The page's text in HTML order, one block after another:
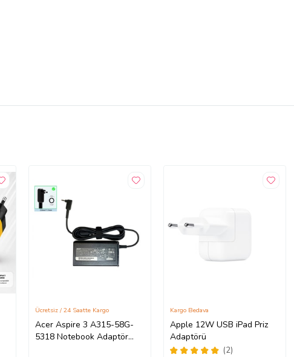
Acer Aspire 3 A315-58G-
5318 Notebook Adaptör
Ücretsiz / 24 Saatte Kargo
Apple 12W USB iPad Priz
Adaptörü
(2)
Kargo Bedava